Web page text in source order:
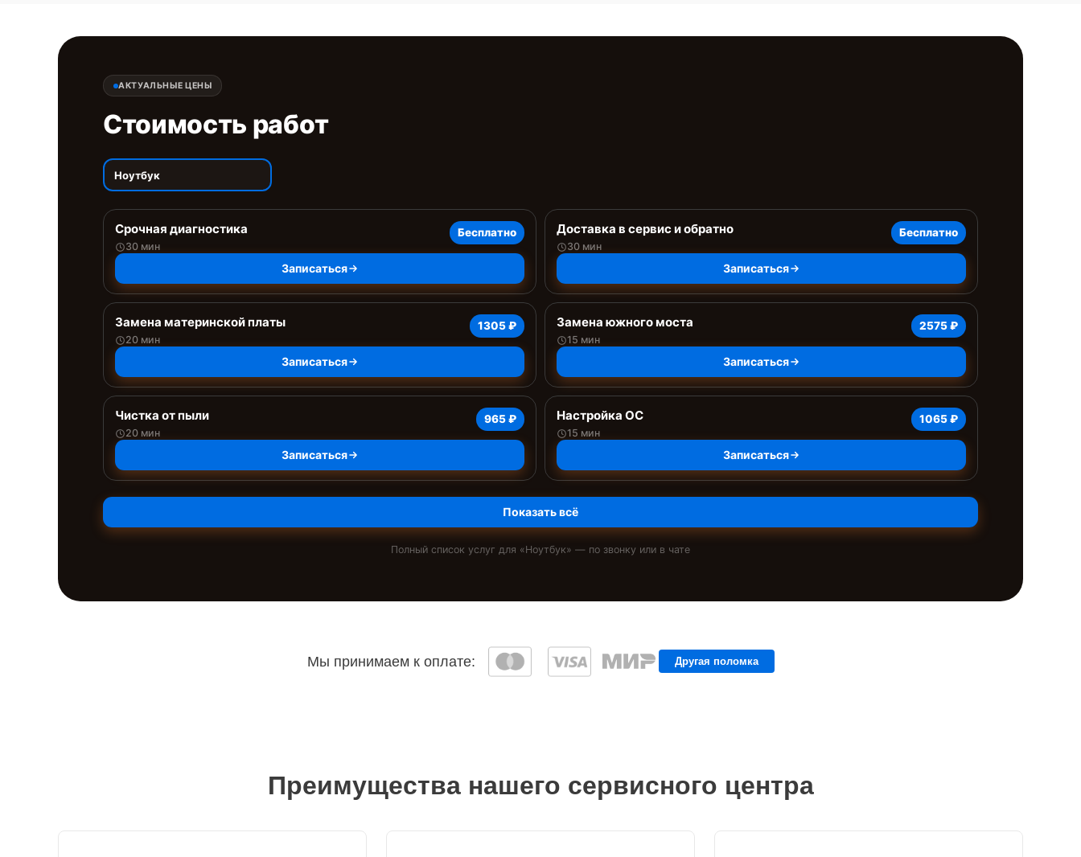
АКТУАЛЬНЫЕ ЦЕНЫ
Стоимость работ
Ноутбук
Срочная диагностика
30 мин
Бесплатно
Записаться
Доставка в сервис и обратно
30 мин
Бесплатно
Записаться
Замена материнской платы
20 мин
1305 ₽
Записаться
Замена южного моста
15 мин
2575 ₽
Записаться
Чистка от пыли
20 мин
965 ₽
Записаться
Настройка ОС
15 мин
1065 ₽
Записаться
Показать всё
Полный список услуг для «Ноутбук» — по звонку или в чате
Мы принимаем к оплате: Другая поломка
Преимущества нашего сервисного центра